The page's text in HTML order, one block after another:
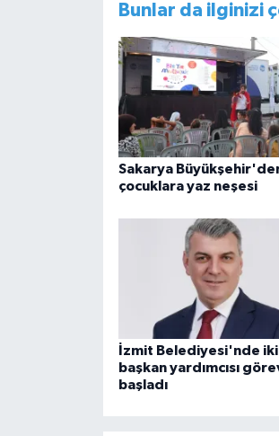
Bunlar da ilginizi
Sakarya
çocuklara yaz neşesi
İzmit Belediyesi'nde
başkan yardımcısı
başladı